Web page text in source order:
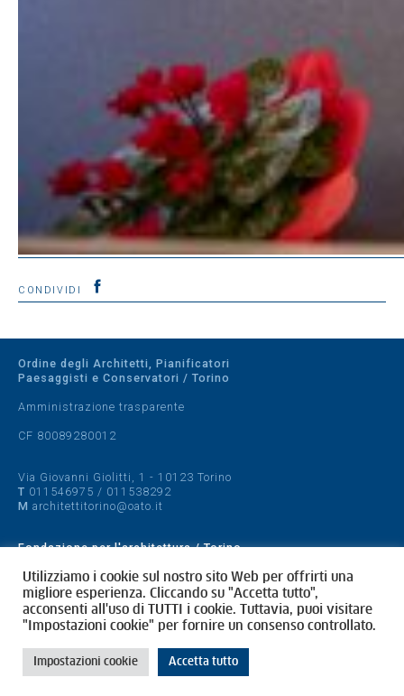
CONDIVIDI
Ordine degli Architetti, Pianificatori
Paesaggisti e Conservatori / Torino
Amministrazione trasparente
CF 80089280012
Via Giovanni Giolitti, 1 - 10123 Torino
T 011546975 / 011538292
M architettitorino@oato.it
Fondazione per l'architettura / Torino
Designed by quattrolinee.it
Cookie Policy
Privacy Policy
Utilizziamo i cookie sul nostro sito Web per offrirti una
migliore esperienza. Cliccando su "Accetta tutto",
acconsenti all'uso di TUTTI i cookie. Tuttavia, puoi visitare
"Impostazioni cookie" per fornire un consenso controllato.
Impostazioni cookie Accetta tutto